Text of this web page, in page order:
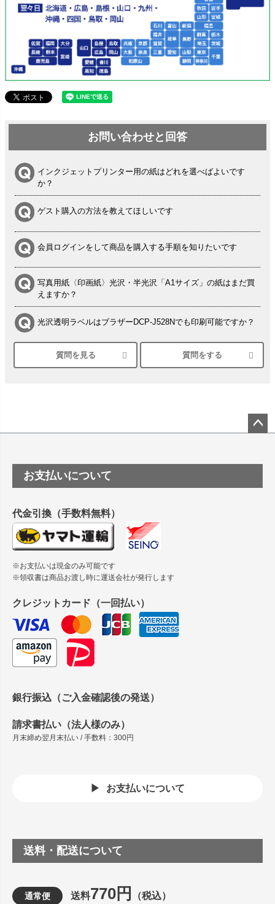
お問い合わせと回答
インクジェットプリンター用の紙はどれを選べばよいです
か？
ゲスト購入の方法を教えてほしいです
会員ログインをして商品を購入する手順を知りたいです
写真用紙〈印画紙〉光沢・半光沢「A1サイズ」の紙はまだ買
えますか？
光沢透明ラベルはブラザーDCP-J528Nでも印刷可能ですか？
シルバーペーパーにEPSON EP-30VAで印刷するときの設定
は？
塩ビのロール紙で離型紙が透明の商品はありますか
つや消し半透明ラベルのロールタイプはありますか？
縦420mm×横650mmの包装紙に適した紙はありますか？
質問を見る 質問をする
ップ
お支払いについて
代金引換（手数料無料）
※お支払いは現金のみ可能です
※領収書は商品お渡し時に運送会社が発行します
クレジットカード（一回払い）
銀行振込（ご入金確認後の発送）
請求書払い（法人様のみ）
月末締め翌月末払い / 手数料：300円
お支払いについて
送料・配送について
通常便 送料770円 （税込）